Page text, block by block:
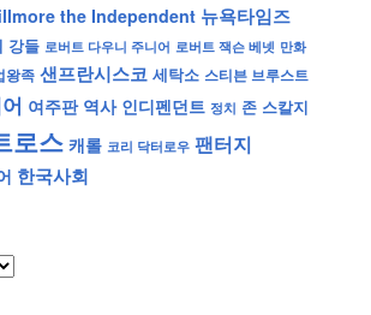
the Independent 뉴욕타임즈
강들 로버트 다우니 주니어 로버트 잭슨 베넷 만화
왕족 샌프란시스코 세탁소 스티븐 브루스트
여주판 역사 인디펜던트 정치 존 스칼지
로스 캐롤 코리 닥터로우 팬터지
한국사회